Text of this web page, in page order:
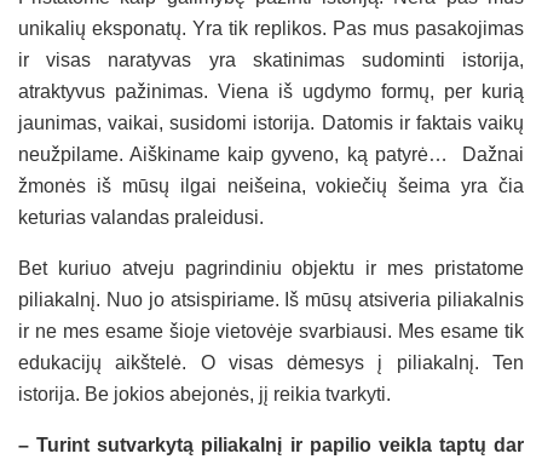
unikalių eksponatų. Yra tik replikos. Pas mus pasakojimas
ir visas naratyvas yra skatinimas sudominti istorija,
atraktyvus pažinimas. Viena iš ugdymo formų, per kurią
jaunimas, vaikai, susidomi istorija. Datomis ir faktais vaikų
neužpilame. Aiškiname kaip gyveno, ką patyrė… Dažnai
žmonės iš mūsų ilgai neišeina, vokiečių šeima yra čia
keturias valandas praleidusi.
Bet kuriuo atveju pagrindiniu objektu ir mes pristatome
piliakalnį. Nuo jo atsispiriame. Iš mūsų atsiveria piliakalnis
ir ne mes esame šioje vietovėje svarbiausi. Mes esame tik
edukacijų aikštelė. O visas dėmesys į piliakalnį. Ten
istorija. Be jokios abejonės, jį reikia tvarkyti.
– Turint sutvarkytą piliakalnį ir papilio veikla taptų dar